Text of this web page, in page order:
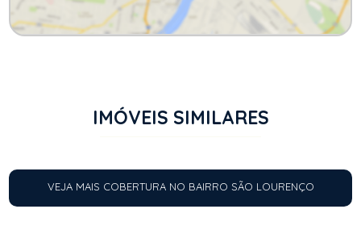
IMÓVEIS SIMILARES
VEJA MAIS COBERTURA NO BAIRRO SÃO LOURENÇO